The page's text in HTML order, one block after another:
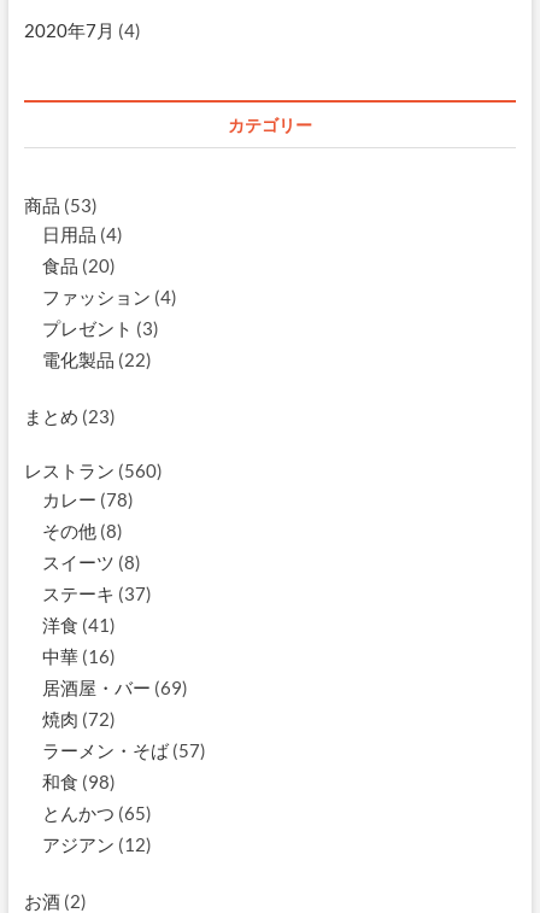
2020年7月 (4)
カテゴリー
商品 (53)
日用品 (4)
食品 (20)
ファッション (4)
プレゼント (3)
電化製品 (22)
まとめ (23)
レストラン (560)
カレー (78)
その他 (8)
スイーツ (8)
ステーキ (37)
洋食 (41)
中華(16)
居酒屋・バー (69)
焼肉 (72)
ラーメン・そば(57)
和食 (98)
とんかつ (65)
アジアン (12)
お酒(2)